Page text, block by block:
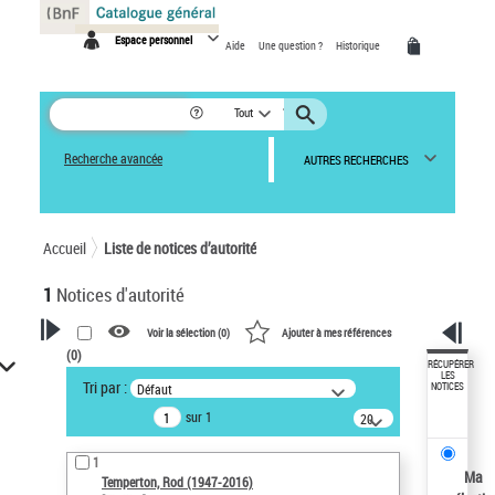
Espace personnel Aide Une question ? Historique
Tout
Recherche avancée AUTRES RECHERCHES
Accueil Liste de notices d’autorité
1 Notices d'autorité
VOTRE RECHERCHE
Recherche avancée dans les
notices d’autorité
Œuvres liées à l'auteur :
Temperton, Rod (1947-2016)
Voir la sélection (0) Ajouter à mes références
(0)
Tri par : Défaut
sur 1
20
résultats/page
1
Temperton, Rod (1947-2016)
RÉCUPÉRER
LES
NOTICES
Ma
Panneau de gestion des cookies